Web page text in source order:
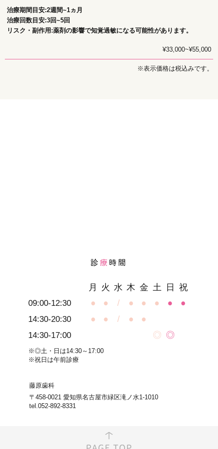
治療期間目安:2週間~1ヵ月
治療回数目安:3回~5回
リスク・副作用:薬剤の影響で知覚過敏になる可能性があります。
¥33,000~¥55,000
※表示価格は税込みです。
診 療 時間
月 火 水 木 金 土 日 祝
09:00-12:30 ● ● / ● ● ● ● ●
14:30-20:30 ● ● / ● ●
14:30-17:00 ◎ ◎
※◎土・日は14:30～17:00
※祝日は午前診療
藤原歯科
〒458-0021 愛知県名古屋市緑区滝ノ水1-1010
tel.052-892-8331